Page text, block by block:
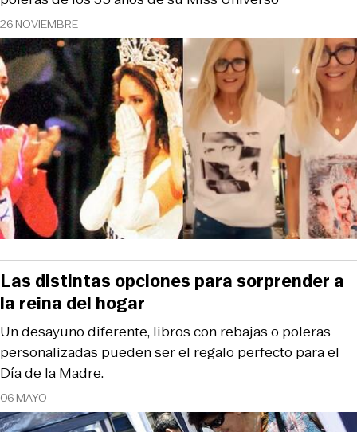
26 NOVIEMBRE
06 MAYO
Un desayuno diferente, libros con rebajas o poleras
personalizadas pueden ser el regalo perfecto para el
Día de la Madre.
Las distintas opciones para sorprender a
la reina del hogar